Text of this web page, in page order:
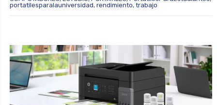
portatilesparalauniversidad, rendimiento, trabajo